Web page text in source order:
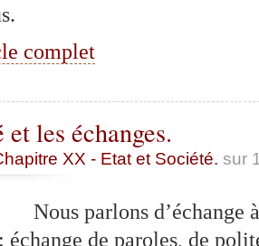
complet
les échanges.
XX - Etat et Société. sur
parlons d’échange à
de paroles, de